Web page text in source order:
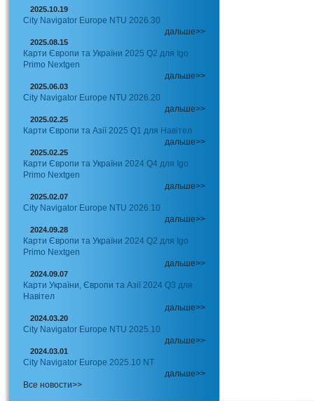
2025.10.19
City Navigator Europe NTU 2026.30
дальше>>
2025.08.15
Карти Європи та України 2025 Q2 для Igo
Primo Nextgen
дальше>>
2025.06.03
City Navigator Europe NTU 2026.20
дальше>>
2025.02.25
Карти Європи та Азії 2025 Q1 для Навітел
дальше>>
2025.02.25
Карти Європи та України 2024 Q4 для Igo
Primo Nextgen
дальше>>
2025.02.07
City Navigator Europe NTU 2026.10
дальше>>
2024.09.28
Карти Європи та України 2024 Q2 для Igo
Primo Nextgen
дальше>>
2024.09.07
Карти України, Європи та Азії 2024 Q3 для
Навітел
дальше>>
2024.03.20
City Navigator Europe NTU 2025.10
дальше>>
2024.03.01
City Navigator Europe 2025.10 NT
дальше>>
Все новости>>